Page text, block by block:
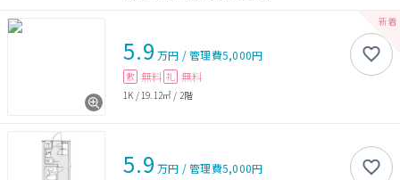
5.9 万円 /管理費5,000円
敷 無料 礼 無料
1K / 19.12㎡ / 2階
5.9 万円 /管理費5,000円